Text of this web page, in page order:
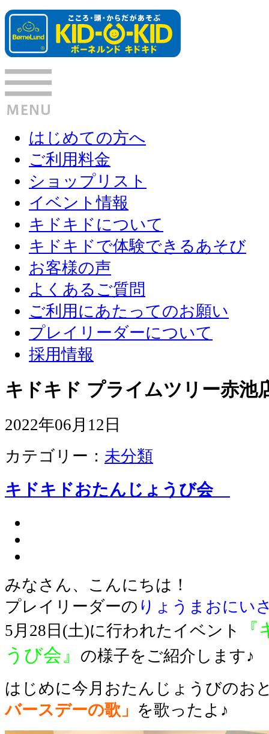
はじめての方へ
ご利用料金
ショップリスト
イベント情報
キドキドについて
キドキドで体験できるあそび
お客様の声
よくあるご質問
ご利用にあたってのお願い
プレイリーダーについて
採用情報
キドキド プライムツリー赤池
2022年06月12日
カテゴリー： 未分類
キドキドおたんじょうび会
みなさん、こんにちは！
プレイリーダーの りょうまおにい
5月28日(土)に行われたイベント
うび会』 の様子をご紹介します♪
はじめに今月おたんじょうびのお
バースデーの歌」 を歌ったよ♪